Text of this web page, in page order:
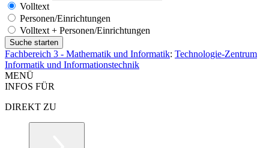
Volltext
Personen/Einrichtungen
Volltext + Personen/Einrichtungen
Fachbereich 3 - Mathematik und Informatik: Technologie-Zentrum
Informatik und Informationstechnik
MENÜ
INFOS FÜR
DIREKT ZU